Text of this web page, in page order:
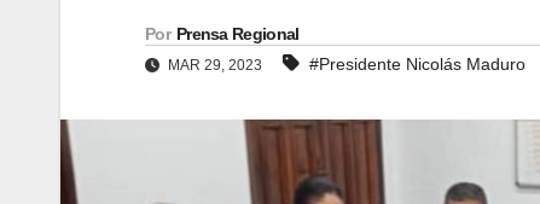
Por Prensa Regional
MAR 29, 2023 #Presidente Nicolás Maduro